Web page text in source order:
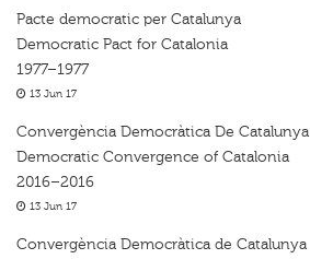
Pacte democratic per Catalunya
Democratic Pact for Catalonia
1977–1977
13 Jun 17
Convergència Democràtica De Catalunya
Democratic Convergence of Catalonia
2016–2016
13 Jun 17
Convergència Democràtica de Catalunya